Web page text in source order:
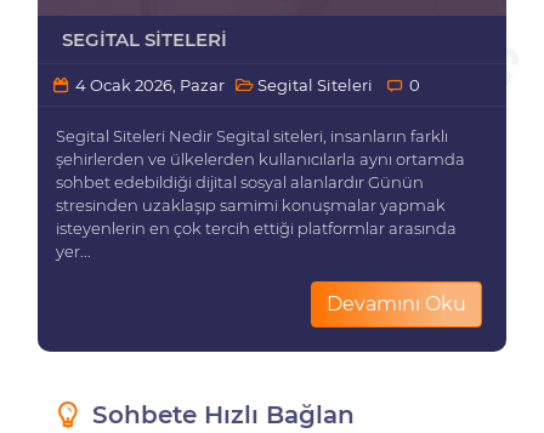
SEGITAL SITELERI
4 Ocak 2026, Pazar Segital Siteleri 0
Segital Siteleri Nedir Segital siteleri, insanların farklı
şehirlerden ve ülkelerden kullanıcılarla aynı ortamda
sohbet edebildiği dijital sosyal alanlardır Günün
stresinden uzaklaşıp samimi konuşmalar yapmak
isteyenlerin en çok tercih ettiği platformlar arasında
yer...
Devamını Oku
Sohbete Hızlı Bağlan